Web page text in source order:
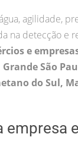
agilidade,
na detecção e
e
São
do Sul,
empresa